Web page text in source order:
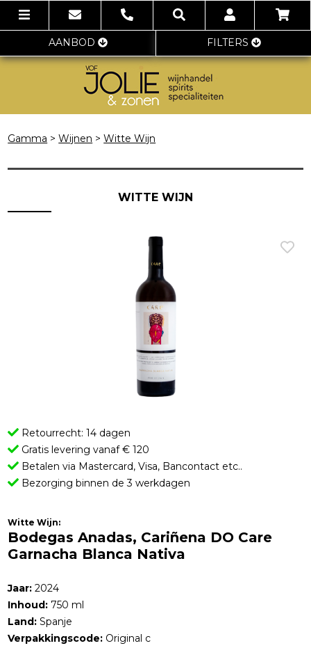
AANBOD FILTERS
Gamma >Wijnen >Witte Wijn
WITTE WIJN
Retourrecht: 14 dagen
Gratis levering vanaf € 120
Betalen via Mastercard, Visa, Bancontact etc..
Bezorging binnen de 3 werkdagen
Witte Wijn:
Bodegas Anadas, Cariñena DO Care
Garnacha Blanca Nativa
Jaar: 2024
Inhoud: 750 ml
Land: Spanje
Verpakkingscode: Original c